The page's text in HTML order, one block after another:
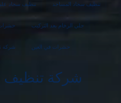
تنظيف سجاد المساجد تنظيف سجاد
جلي الرخام بعد التركيب
حشرات في العين شركة
شركة تنظيف